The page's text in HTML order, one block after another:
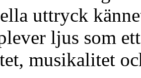
uttryck
ljus som
musikalitet